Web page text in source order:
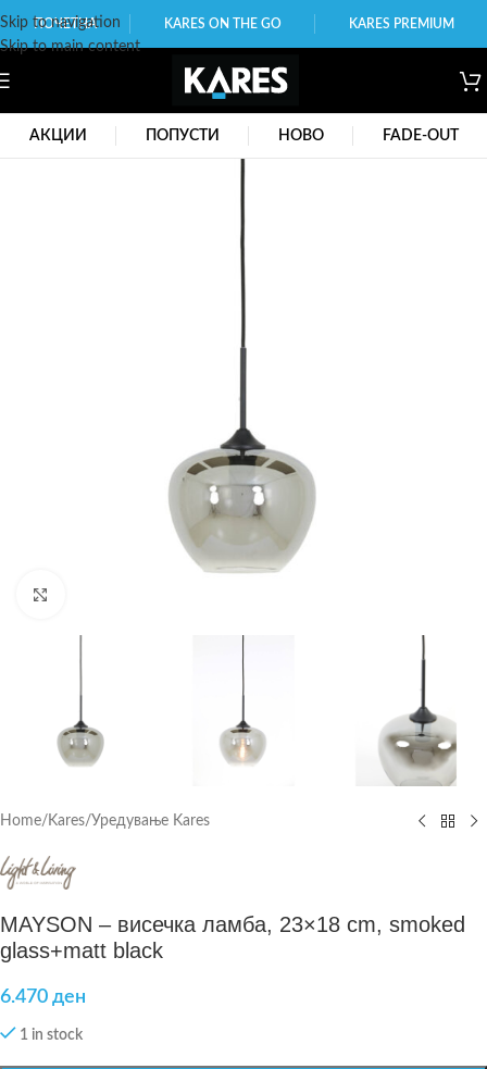
Skip to navigation
Skip to main content
ПОЧЕТНА KARES ON THE GO KARES PREMIUM
АКЦИИ ПОПУСТИ НОВО FADE-OUT
Home/ Kares/Уредување Kares
MAYSON – висечка ламба, 23×18 cm, smoked
glass+matt black
6.470 ден
1 in stock